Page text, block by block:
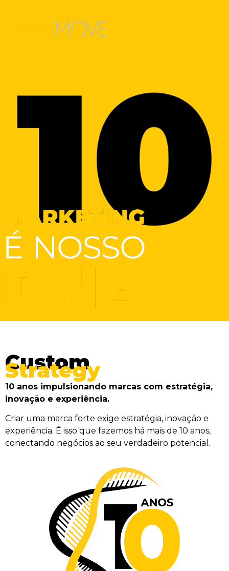
Custom
Strategy
10 anos impulsionando marcas com estratégia,
inovação e experiência.
Criar uma marca forte exige estratégia, inovação e
experiência. É isso que fazemos há mais de 10 anos,
conectando negócios ao seu verdadeiro potencial.